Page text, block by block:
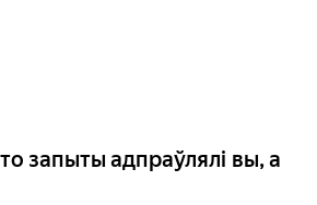
запыты адпраўлялі вы, а